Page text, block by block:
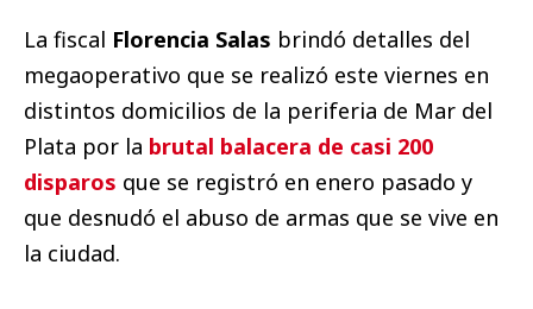
La fiscal Florencia Salas brindó detalles del
megaoperativo que se realizó este viernes en
distintos domicilios de la periferia de Mar del
Plata por la brutal balacera de casi 200
disparos que se registró en enero pasado y
que desnudó el abuso de armas que se vive en
la ciudad.